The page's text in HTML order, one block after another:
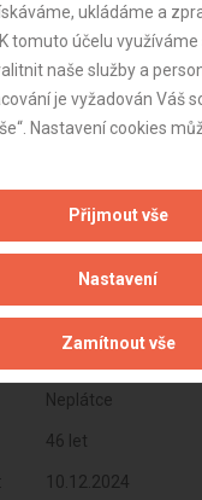
Zprostředkování
04/2023 , Výroba,
nezařazené od 04/
maloobchod od 04/
elektronických a
zařízení od 04/2023
technických služeb
osob od 04/2023
Neplátce
46 let
10.12.2024
ukládáme a
tomuto účelu
naše služby a
je vyžadován Váš
Nastavení cookies
Přijmout vše
Nastavení
Zamítnout vše